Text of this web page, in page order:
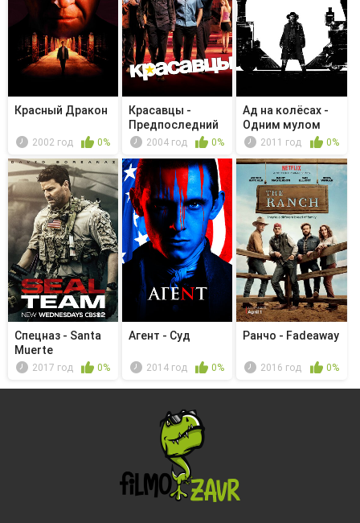
Красный Дракон
2002 год 0%
Красавцы -
Предпоследний
2004 год 0%
Ад на колёсах -
Одним мулом
меньше
2011 год 0%
Спецназ - Santa
Muerte
2017 год 0%
Агент - Суд
2014 год 0%
Ранчо - Fadeaway
2016 год 0%